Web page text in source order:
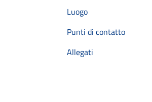
Luogo
Punti di contatto
Allegati